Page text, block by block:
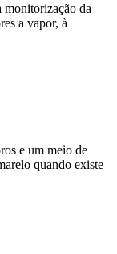
da
a vapor, à
e um meio de
quando existe